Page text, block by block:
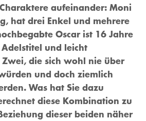
aufeinander: Moni
hat drei Enkel und mehrere
Oscar ist 16 Jahre
und leicht
die sich wohl nie über
und doch ziemlich
Was hat Sie dazu
diese Kombination zu
dieser beiden näher